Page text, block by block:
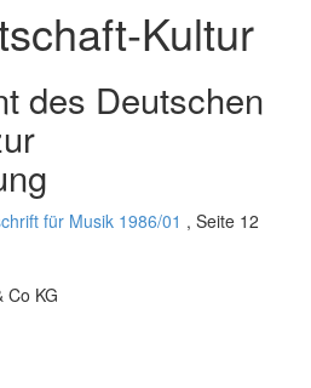
Kultur
des Deutschen
für Musik 1986/01 , Seite 12
Co KG